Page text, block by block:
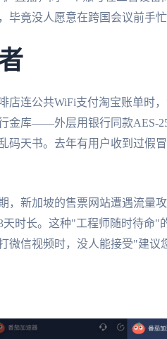
竟没人愿意在跨国会议前手忙
店连公共WiFi支付淘宝账单时
金库——外层用银行同款AES-
码天书。去年有用户收到过假
，新加坡的售票网站遭遇流量
时长。这种"工程师随时待命"
微信视频时，没人能接受"建议